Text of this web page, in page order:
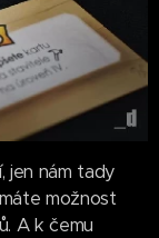
jen nám tady
možnost
A k čemu